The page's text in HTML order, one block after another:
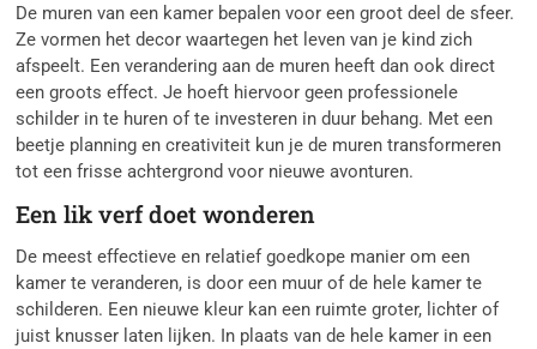
De muren van een kamer bepalen voor een groot deel de sfeer.
Ze vormen het decor waartegen het leven van je kind zich
afspeelt. Een verandering aan de muren heeft dan ook direct
een groots effect. Je hoeft hiervoor geen professionele
schilder in te huren of te investeren in duur behang. Met een
beetje planning en creativiteit kun je de muren transformeren
tot een frisse achtergrond voor nieuwe avonturen.
Een lik verf doet wonderen
De meest effectieve en relatief goedkope manier om een
kamer te veranderen, is door een muur of de hele kamer te
schilderen. Een nieuwe kleur kan een ruimte groter, lichter of
juist knusser laten lijken. In plaats van de hele kamer in een